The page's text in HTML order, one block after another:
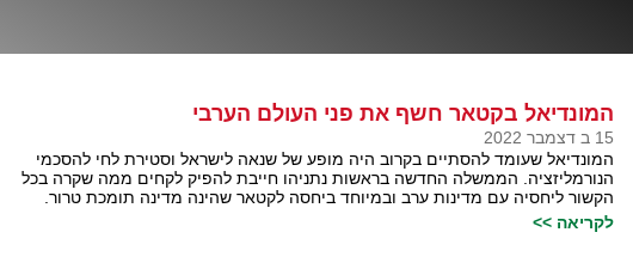
המונדיאל בקטאר חשף את פני העולם הערבי
15 ב דצמבר 2022
המונדיאל שעומד להסתיים בקרוב היה מופע של שנאה לישראל וסטירת לחי להסכמי
הנורמליזציה. הממשלה החדשה בראשות נתניהו חייבת להפיק לקחים ממה שקרה בכל
הקשור ליחסיה עם מדינות ערב ובמיוחד ביחסה לקטאר שהינה מדינה תומכת טרור.
לקריאה >>